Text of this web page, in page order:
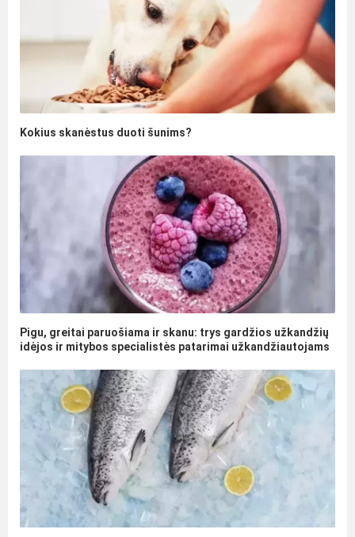
Kokius skanėstus duoti šunims?
Pigu, greitai paruošiama ir skanu: trys gardžios užkandžių
idėjos ir mitybos specialistės patarimai užkandžiautojams